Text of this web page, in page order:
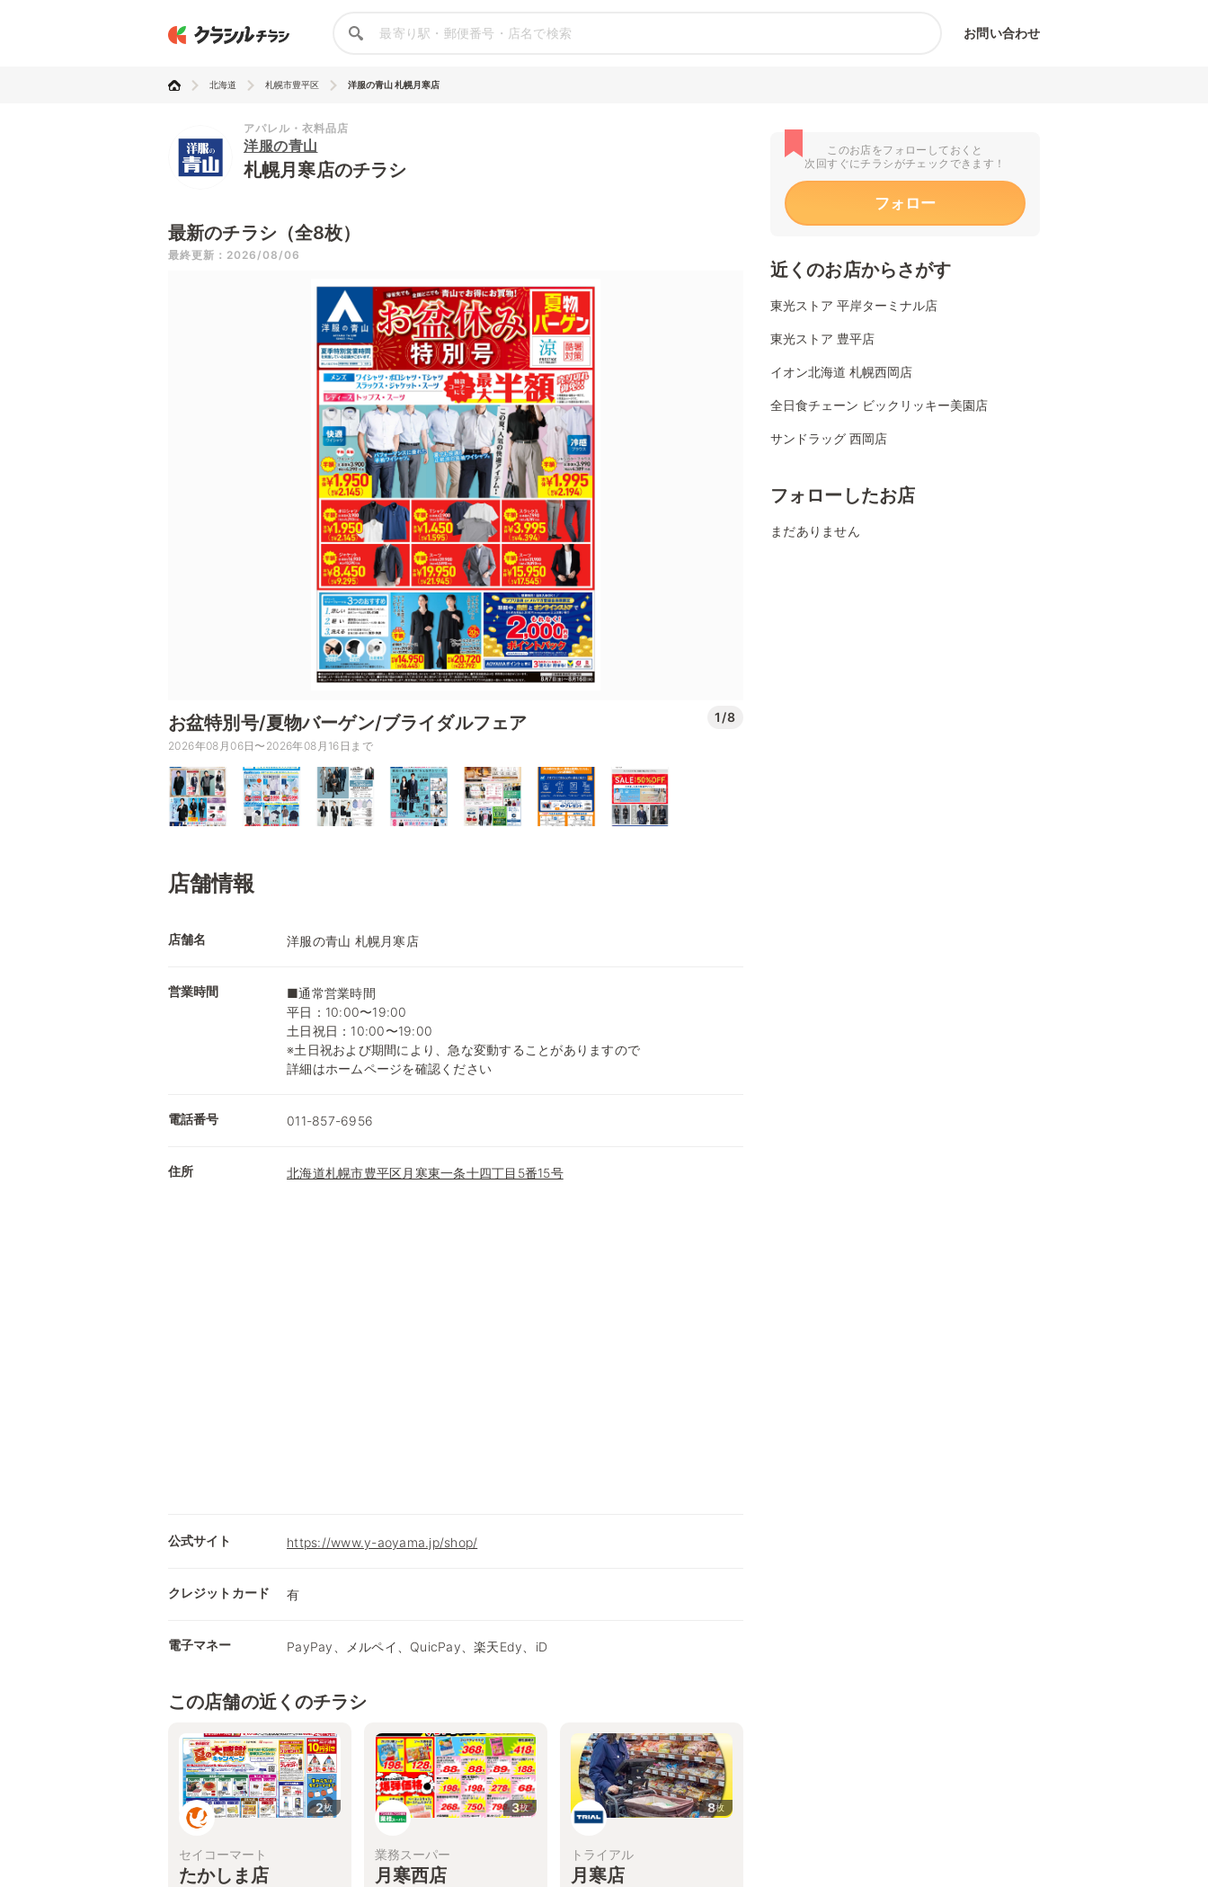
お問い合わせ
北海道 札幌市豊平区 洋服の青山 札幌月寒店
アパレル・衣料品店
洋服の青山
札幌月寒店のチラシ
最新のチラシ（全8枚）
最終更新：2026/08/06
お盆特別号/夏物バーゲン/ブライダルフェア 1/8
2026年08月06日〜2026年08月16日まで
店舗情報
店舗名 洋服の青山 札幌月寒店
営業時間
■通常営業時間
平日：10:00〜19:00
土日祝日：10:00〜19:00
※土日祝および期間により、急な変動することがありますので
詳細はホームページを確認ください
電話番号 011-857-6956
住所 北海道札幌市豊平区月寒東一条十四丁目5番15号
公式サイト https://www.y-aoyama.jp/shop/
クレジットカード 有
電子マネー PayPay、メルペイ、QuicPay、楽天Edy、iD
この店舗の近くのチラシ
2枚
セイコーマート
たかしま店
3枚
業務スーパー
月寒西店
8枚
トライアル
月寒店
このお店をフォローしておくと
次回すぐにチラシがチェックできます！
フォロー
近くのお店からさがす
東光ストア 平岸ターミナル店
東光ストア 豊平店
イオン北海道 札幌西岡店
全日食チェーン ビックリッキー美園店
サンドラッグ 西岡店
フォローしたお店
まだありません